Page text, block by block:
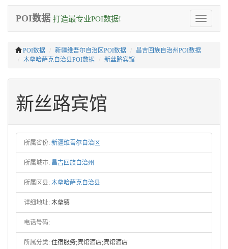
Toggle
navigation
POI数据 打造最专业POI数据!
POI数据 新疆维吾尔自治区POI数据
昌吉回族自治州POI数据
木垒哈萨克自治县POI数据
新丝路宾馆
新丝路宾馆
所属省份: 新疆维吾尔自治区
所属城市: 昌吉回族自治州
所属区县: 木垒哈萨克自治县
详细地址: 木垒镇
电话号码:
所属分类: 住宿服务;宾馆酒店;宾馆酒店